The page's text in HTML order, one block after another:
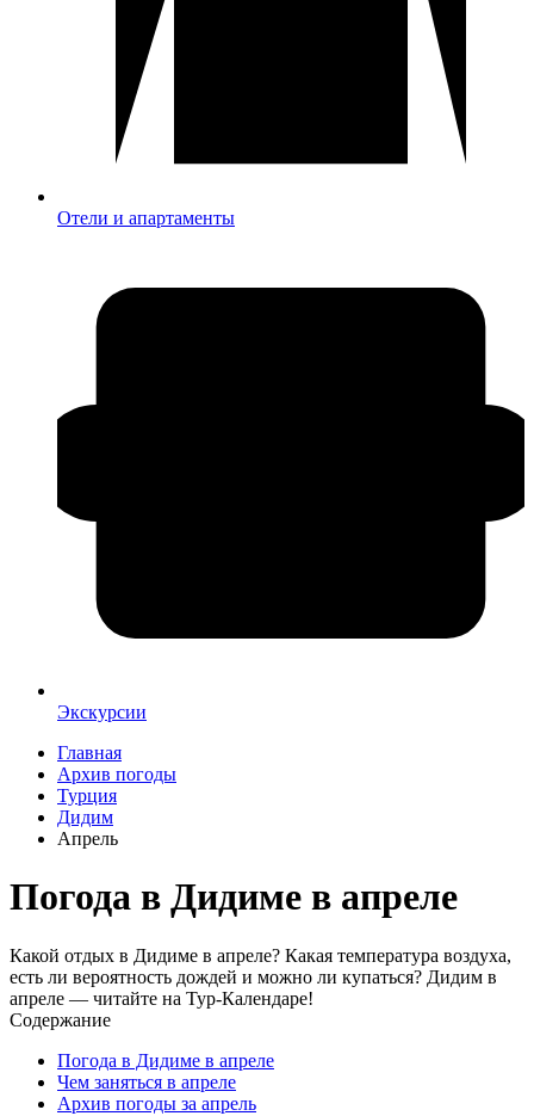
Отели и апартаменты
Экскурсии
Главная
Архив погоды
Турция
Дидим
Апрель
Погода в Дидиме в апреле
Какой отдых в Дидиме в апреле? Какая температура воздуха,
есть ли вероятность дождей и можно ли купаться? Дидим в
апреле — читайте на Тур-Календаре!
Содержание
Погода в Дидиме в апреле
Чем заняться в апреле
Архив погоды за апрель